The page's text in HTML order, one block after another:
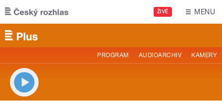
Přejít k hlavnímu obsahu
ŽIVĚ MENU
PROGRAM AUDIOARCHIV KAMERY